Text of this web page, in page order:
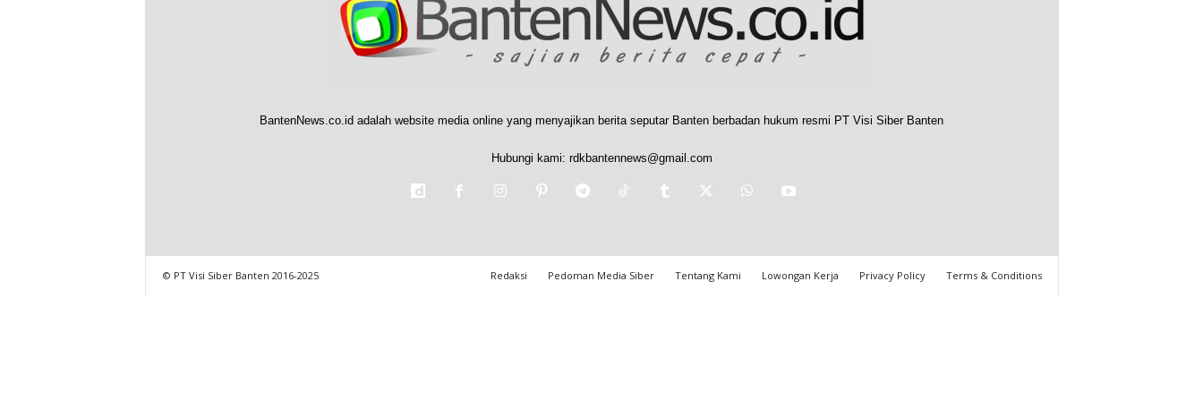
BantenNews.co.id adalah website media online yang menyajikan berita seputar Banten berbadan hukum resmi PT Visi Siber Banten
Hubungi kami: rdkbantennews@gmail.com
Redaksi Pedoman Media Siber Tentang Kami Lowongan Kerja Privacy Policy Terms & Conditions
© PT Visi Siber Banten 2016-2025